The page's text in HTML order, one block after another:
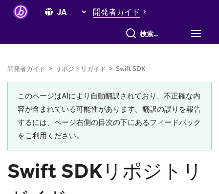
開発者ガイド
すべて検索
開発者ガイド > リポジトリガイド > Swift SDK
このページはAIにより自動翻訳されており、不正確な内
容が含まれている可能性があります。翻訳の誤りを報告
するには、ページ右側の目次の下にあるフィードバック
をご利用ください。
Swift SDKリポジトリ